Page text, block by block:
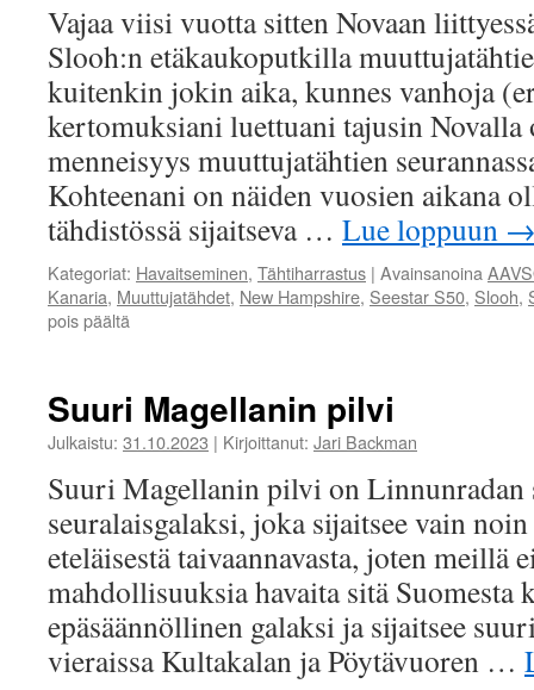
Vajaa viisi vuotta sitten Novaan
Slooh:n etäkaukoputkilla
kuitenkin jokin aika, kunnes vanhoja
kertomuksiani luettuani tajusin
menneisyys muuttujatähtien
Kohteenani on näiden vuosien aikana
tähdistössä sijaitseva … Lue loppuun
Kategoriat: Havaitseminen, Tähtiharrastus | Avainsanoina
Kanaria, Muuttujatähdet, New Hampshire, Seestar S50, Slooh,
pois päältä
Suuri Magellanin pilvi
Julkaistu: 31.10.2023 | Kirjoittanut: Jari Backman
Suuri Magellanin pilvi on Linnunradan
seuralaisgalaksi, joka sijaitsee vain noin
eteläisestä taivaannavasta, joten meillä
mahdollisuuksia havaita sitä Suomesta
epäsäännöllinen galaksi ja sijaitsee
vieraissa Kultakalan ja Pöytävuoren …